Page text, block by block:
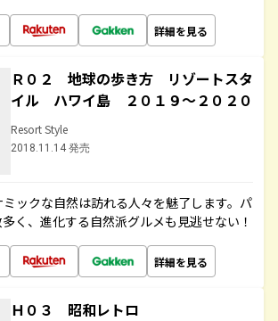
詳細を見る
Ｒ０２ 地球の歩き方 リゾートスタ
イル ハワイ島 ２０１９～２０２０
Resort Style
2018.11.14 発売
ックな自然は訪れる人々を魅了します。パ
く、進化する自然派グルメも見逃せない！
詳細を見る
Ｈ０３ 昭和レトロ